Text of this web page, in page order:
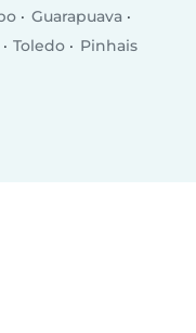
Guarapuava
Toledo Pinhais